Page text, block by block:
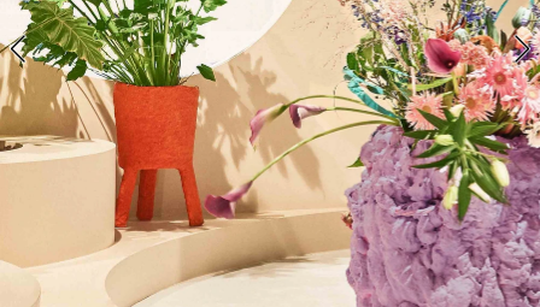
WOHNEN
BLUMEN
PFLANZEN
GARTEN